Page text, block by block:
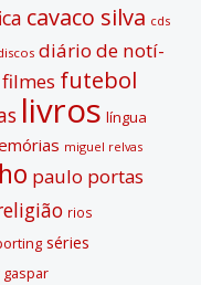
cavaco silva cds
diário de notí­
filmes futebol
livros lí­ngua
miguel relvas
paulo portas
rios
séries